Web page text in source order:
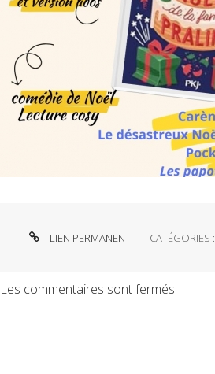
LIEN PERMANENT CATÉGORIES :
Les commentaires sont fermés.